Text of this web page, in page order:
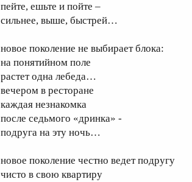
пейте, ешьте и пойте –
сильнее, выше, быстрей…
новое поколение не выбирает блока:
на понятийном поле
растет одна лебеда…
вечером в ресторане
каждая незнакомка
после седьмого «дринка» -
подруга на эту ночь…
новое поколение честно ведет подругу
чисто в свою квартиру